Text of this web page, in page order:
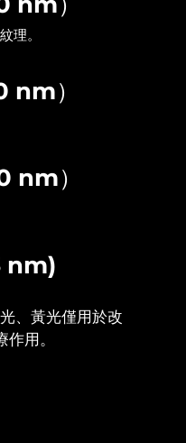
理。
nm）
nm）
nm)
、黃光僅用於改
用。
預計送達日期